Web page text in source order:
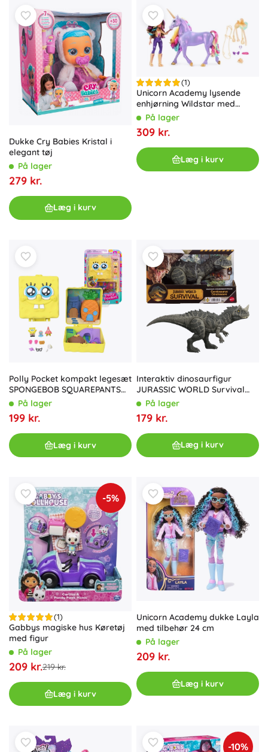
Dukke Cry Babies Kristal i
elegant tøj
På lager
279 kr.
Læg i kurv
(1)
Unicorn Academy lysende
enhjørning Wildstar med
dukken Sofie
På lager
309 kr.
Læg i kurv
Polly Pocket kompakt legesæt
SPONGEBOB SQUAREPANTS
med figurer og tilbehør
På lager
199 kr.
Læg i kurv
Interaktiv dinosaurfigur
JURASSIC WORLD Survival
Ceratosaurus 30 cm
På lager
179 kr.
Læg i kurv
-5%
(1)
Gabbys magiske hus Køretøj
med figur
På lager
209 kr.219 kr.
Læg i kurv
Unicorn Academy dukke Layla
med tilbehør 24 cm
På lager
209 kr.
Læg i kurv
-10%